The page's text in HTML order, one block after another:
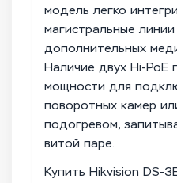
модель легко
магистральные линии
дополнительных
Наличие двух Hi-PoE
мощности для
поворотных камер
подогревом,
витой паре.
Купить Hikvision DS-